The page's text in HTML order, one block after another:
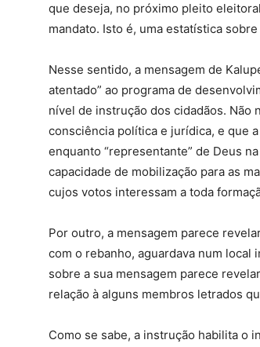
que deseja, no próximo pleito
mandato. Isto é, uma estatística
Nesse sentido, a mensagem de
atentado” ao programa de
nível de instrução dos cidadãos. Não
consciência política e jurídica, e que
enquanto “representante” de Deus
capacidade de mobilização para as
cujos votos interessam a toda
Por outro, a mensagem parece
com o rebanho, aguardava num
sobre a sua mensagem parece
relação à alguns membros letrados
Como se sabe, a instrução habilita o